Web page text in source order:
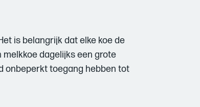
is belangrijk dat elke koe de
dagelijks een grote
onbeperkt toegang hebben tot